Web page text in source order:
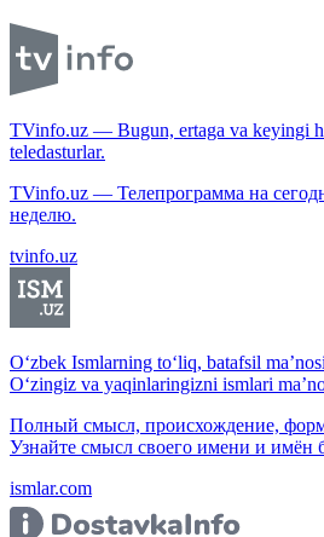
TVinfo.uz — Bugun, ertaga va keyingi
teledasturlar.
TVinfo.uz — Телепрограмма на
неделю.
tvinfo.uz
O‘zbek Ismlarning to‘liq, batafsil
O‘zingiz va yaqinlaringizni ismlari
Полный смысл, происхождение,
Узнайте смысл своего имени и имён
ismlar.com